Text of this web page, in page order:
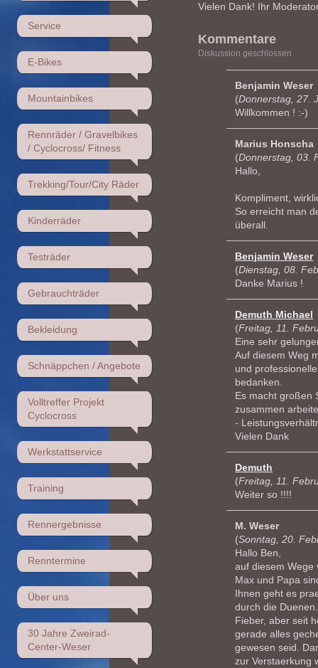
Service
E-Bikes
Mountainbikes
Rennräder / Gravelbikes
/ Cyclocross/ Fitness
Trekking/Tour/City Räder
Kinderräder
Testräder
Gebrauchträder
Bekleidung
Schnäppchen / Angebote
Volltreffer Projekt
Cyclocross
Werkstattservice
Training
Rennergebnisse
Renntermine
Über uns
30 Jahre Zweirad-
Center-Weser
Vielen Dank! Ihr
Kommentare
Diskussion geschlossen
Benjamin Weser
(Donnerstag, 27.
Willkommen ! :-)
Marius Honscha
(Donnerstag, 03.
Hallo,
Kompliment,
So erreicht man
überall.
Benjamin Weser
(Dienstag, 08.
Danke Marius !
Demuth Michael
(Freitag, 11.
Eine sehr
Auf diesem Weg
und
bedanken.
Es macht großen
zusammen
-
Vielen Dank
Demuth
(Freitag, 11.
Weiter so !!!!
M. Weser
(Sonntag, 20.
Hallo Ben,
auf diesem Wege
Max und Papa
Ihnen geht es
durch die
Fieber, aber seit
gerade alles
gewesen seid.
zur Verstaerkung